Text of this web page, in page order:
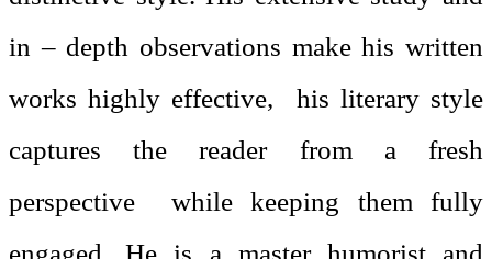
in – depth observations make his written
works highly effective, his literary style
captures the reader from a fresh
perspective while keeping them fully
engaged. He is a master humorist and